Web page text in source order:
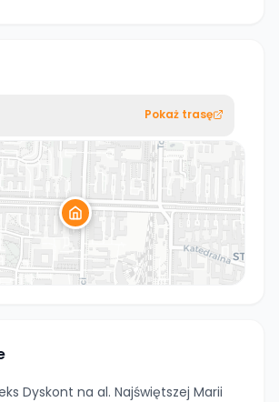
Pokaż trasę
Dyskont na al. Najświętszej Marii